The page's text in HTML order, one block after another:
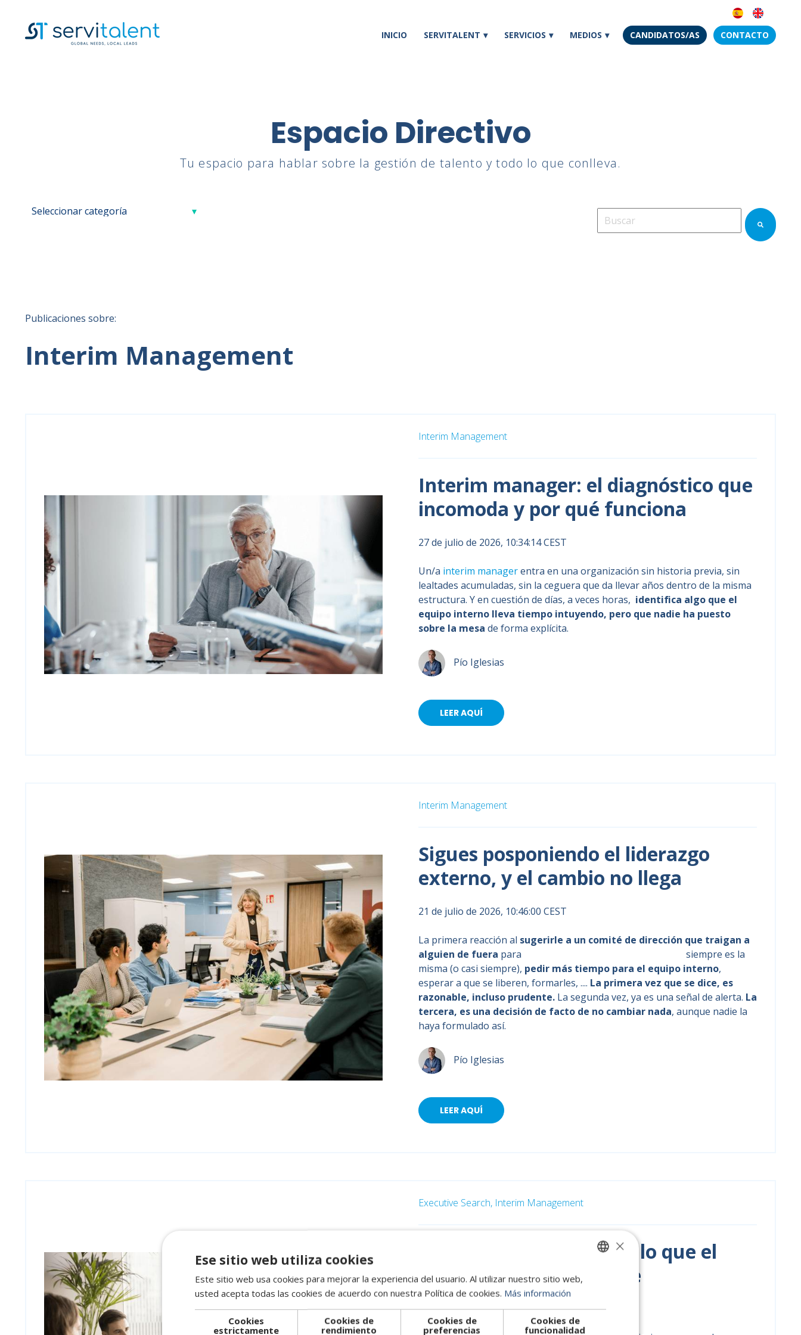
INICIO SERVITALENT SERVICIOS MEDIOS CANDIDATOS/AS CONTACTO
Espacio Directivo
Tu espacio para hablar sobre la gestión de talento y todo lo que conlleva.
Esto es un campo de búsqueda con una
Publicaciones sobre:
Interim Management
Interim Management
Interim manager: el diagnóstico que
incomoda y por qué funciona
27 de julio de 2026, 10:34:14 CEST
Un/a interim managerentra en una organización sin historia previa, sin
lealtades acumuladas, sin la ceguera que da llevar años dentro de la misma
estructura. Y en cuestión de días, a veces horas, identifica algo que el
equipo interno lleva tiempo intuyendo, pero que nadie ha puesto
sobre la mesa de forma explícita.
Pío Iglesias
LEER AQUÍ
Interim Management
Sigues posponiendo el liderazgo
externo, y el cambio no llega
21 de julio de 2026, 10:46:00 CEST
La primera reacción al sugerirle a un comité de dirección que traigan a
alguien de fuera para
siempre es la
misma (o casi siempre), pedir más tiempo para el equipo interno,
esperar a que se liberen, formarles, .... La primera vez que se dice, es
razonable, incluso prudente. La segunda vez, ya es una señal de alerta. La
tercera, es una decisión de facto de no cambiar nada, aunque nadie la
haya formulado así.
Pío Iglesias
LEER AQUÍ
Executive Search, Interim Management
Sustituir a un directivo: lo que el
comité ya sabe y no dice
13 de julio de 2026, 10:35:43 CEST
SPANISH
PORTUGUESE
×
Ese sitio web utiliza cookies
Este sitio web usa cookies para mejorar la experiencia del usuario. Al utilizar nuestro sitio web,
usted acepta todas las cookies de acuerdo con nuestra Política de cookies. Más información
Cookies
estrictamente
Cookies de
rendimiento
Cookies de
preferencias
Cookies de
funcionalidad